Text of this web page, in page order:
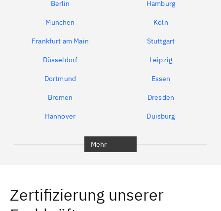
Berlin Hamburg
München Köln
Frankfurt am Main Stuttgart
Düsseldorf Leipzig
Dortmund Essen
Bremen Dresden
Hannover Duisburg
Erlangen Bamberg
Mehr
Zertifizierung unserer